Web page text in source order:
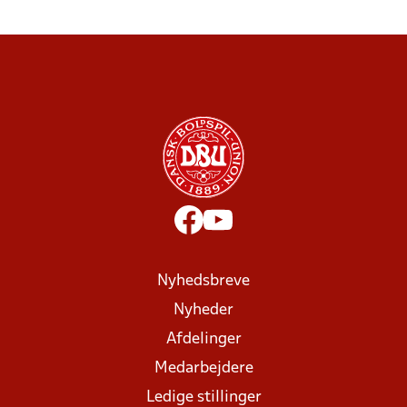
Nyhedsbreve
Nyheder
Afdelinger
Medarbejdere
Ledige stillinger